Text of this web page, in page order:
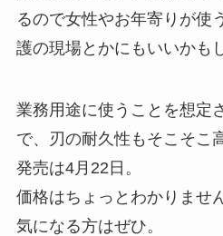
るので女性やお年寄りが使
護の現場とかにもいいかも
業務用途に使うことを想定
で、刃の耐久性もそこそこ
発売は4月22日。
価格はちょっとわかりませ
気になる方はぜひ。